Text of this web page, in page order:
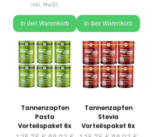
inkl. MwSt.
In den Warenkorb In den Warenkorb
Tannenzapfen
Pasta
Vorteilspaket 6x
Tannenzapfen
Stevia
Vorteilspaket 6x